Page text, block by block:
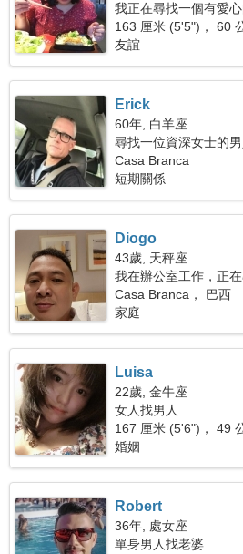
我正在尋找一個有愛
163 厘米 (5'5")， 60
友誼
Erick
60年, 白羊座
尋找一位資深女士的
Casa Branca
短期關係
Diogo
43歲, 天秤座
我在辦公室工作，正
Casa Branca， 巴西
家庭
Luisa
22歲, 金牛座
女人找男人
167 厘米 (5'6")， 49
婚姻
Robert
36年, 處女座
單身男人找老婆